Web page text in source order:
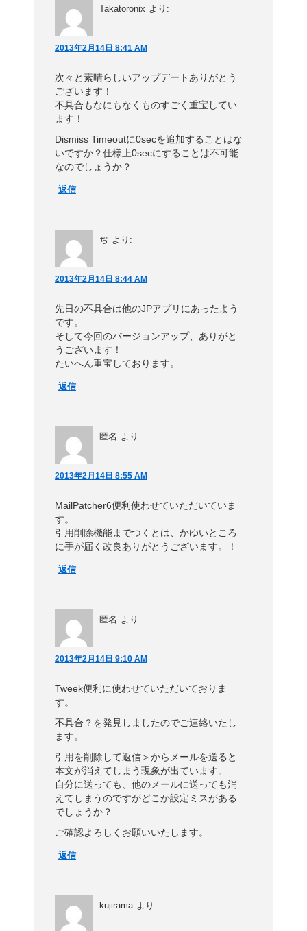
Takatoronix より:
2013年2月14日 8:41 AM
次々と素晴らしいアップデートありがとう
ございます！
不具合もなにもなくものすごく重宝してい
ます！
Dismiss Timeoutに0secを追加することはな
いですか？仕様上0secにすることは不可能
なのでしょうか？
返信
ぢ より:
2013年2月14日 8:44 AM
先日の不具合は他のJPアプリにあったよう
です。
そして今回のバージョンアップ、ありがと
うございます！
たいへん重宝しております。
返信
匿名 より:
2013年2月14日 8:55 AM
MailPatcher6便利使わせていただいていま
す。
引用削除機能までつくとは、かゆいところ
に手が届く改良ありがとうございます。！
返信
匿名 より:
2013年2月14日 9:10 AM
Tweek便利に使わせていただいておりま
す。
不具合？を発見しましたのでご連絡いたし
ます。
引用を削除して返信＞からメールを送ると
本文が消えてしまう現象が出ています。
自分に送っても、他のメールに送っても消
えてしまうのですがどこか設定ミスがある
でしょうか？
ご確認よろしくお願いいたします。
返信
kujirama より: